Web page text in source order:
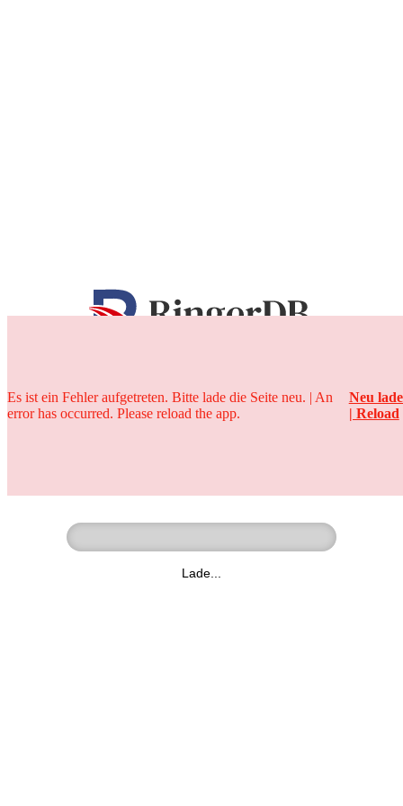
25 Jahre
Lade...
Es ist ein Fehler aufgetreten. Bitte lade die Seite neu. | An
error has occurred. Please reload the app.
Neu
| Reload